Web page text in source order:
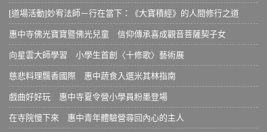
[道場活動]妙宥法師－行在當下：《大寶積經》的人間修行之道
惠中寺佛光寶寶暨佛光兒童 信仰傳承喜成觀音菩薩契子女
向星雲大師學習 小學生首創〈十修歌〉藝術展
慈悲料理飄香國際 惠中蔬食入選米其林指南
戲曲好好玩 惠中寺夏令營小學員粉墨登場
在寺院慢下來 惠中青年體驗營尋回內心的主人